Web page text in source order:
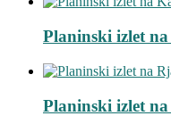
Planinski izlet
Planinski izlet